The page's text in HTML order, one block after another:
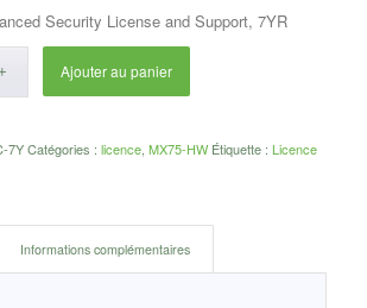
Security License and Support, 7YR
Ajouter au panier
7Y Catégories : licence, MX75-HW Étiquette : Licence
Informations complémentaires